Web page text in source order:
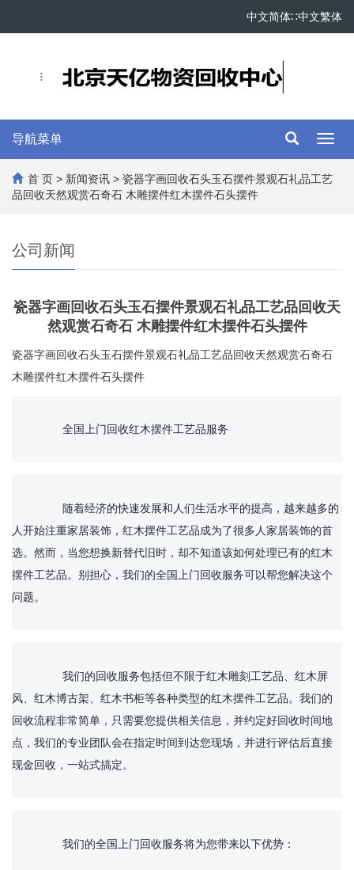
中文繁体
∷
中文简体
导航菜单
首 页 > 新闻资讯 > 瓷器字画回收石头玉石摆件景观石礼品工艺
品回收天然观赏石奇石 木雕摆件红木摆件石头摆件
公司新闻
瓷器字画回收石头玉石摆件景观石礼品工艺品回收天
然观赏石奇石 木雕摆件红木摆件石头摆件
瓷器字画回收石头玉石摆件景观石礼品工艺品回收天然观赏石奇石
木雕摆件红木摆件石头摆件
人开始注重家居装饰，红木摆件工艺品成为了很多人家居装饰的首
选。然而，当您想换新替代旧时，却不知道该如何处理已有的红木
摆件工艺品。别担心，我们的全国上门回收服务可以帮您解决这个
问题。
风、红木博古架、红木书柜等各种类型的红木摆件工艺品。我们的
回收流程非常简单，只需要您提供相关信息，并约定好回收时间地
点，我们的专业团队会在指定时间到达您现场，并进行评估后直接
现金回收，一站式搞定。